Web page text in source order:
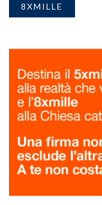
8XMILLE